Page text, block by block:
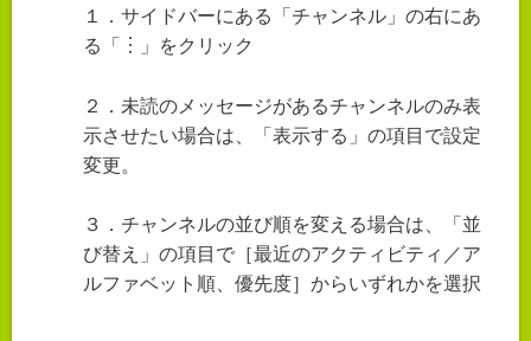
１．サイドバーにある「チャンネル」の右にあ
る「︙」をクリック
２．未読のメッセージがあるチャンネルのみ表
示させたい場合は、「表示する」の項目で設定
変更。
３．チャンネルの並び順を変える場合は、「並
び替え」の項目で［最近のアクティビティ／ア
ルファベット順、優先度］からいずれかを選択